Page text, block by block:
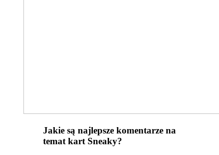
Jakie są najlepsze komentarze na
temat kart Sneaky?